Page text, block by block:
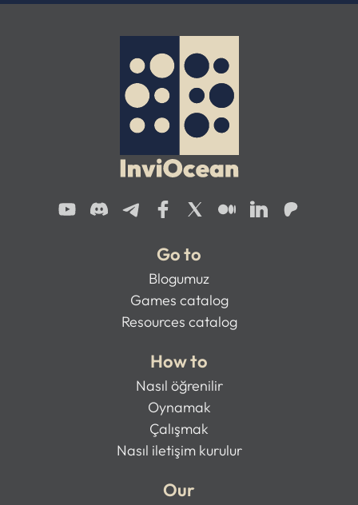
Go to
Blogumuz
Games catalog
Resources catalog
How to
Nasıl öğrenilir
Oynamak
Çalışmak
Nasıl iletişim kurulur
Our